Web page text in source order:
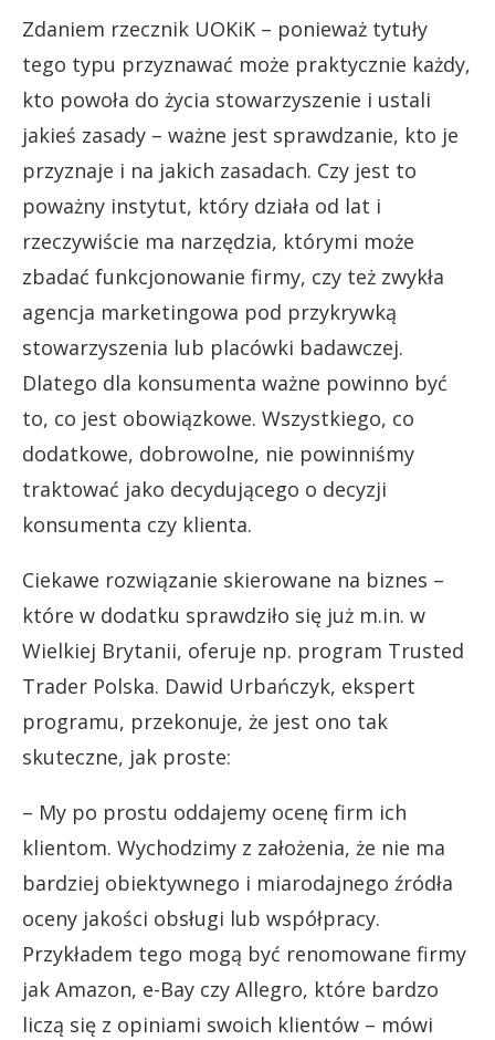
Zdaniem rzecznik UOKiK – ponieważ tytuły
tego typu przyznawać może praktycznie każdy,
kto powoła do życia stowarzyszenie i ustali
jakieś zasady – ważne jest sprawdzanie, kto je
przyznaje i na jakich zasadach. Czy jest to
poważny instytut, który działa od lat i
rzeczywiście ma narzędzia, którymi może
zbadać funkcjonowanie firmy, czy też zwykła
agencja marketingowa pod przykrywką
stowarzyszenia lub placówki badawczej.
Dlatego dla konsumenta ważne powinno być
to, co jest obowiązkowe. Wszystkiego, co
dodatkowe, dobrowolne, nie powinniśmy
traktować jako decydującego o decyzji
konsumenta czy klienta.
Ciekawe rozwiązanie skierowane na biznes –
które w dodatku sprawdziło się już m.in. w
Wielkiej Brytanii, oferuje np. program Trusted
Trader Polska. Dawid Urbańczyk, ekspert
programu, przekonuje, że jest ono tak
skuteczne, jak proste:
– My po prostu oddajemy ocenę firm ich
klientom. Wychodzimy z założenia, że nie ma
bardziej obiektywnego i miarodajnego źródła
oceny jakości obsługi lub współpracy.
Przykładem tego mogą być renomowane firmy
jak Amazon, e-Bay czy Allegro, które bardzo
liczą się z opiniami swoich klientów – mówi